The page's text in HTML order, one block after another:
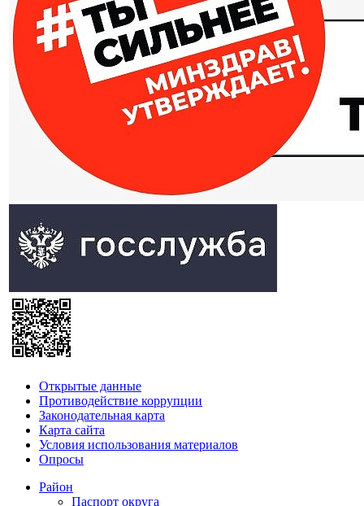
Открытые данные
Противодействие коррупции
Законодательная карта
Карта сайта
Условия использования материалов
Опросы
Район
Паспорт округа